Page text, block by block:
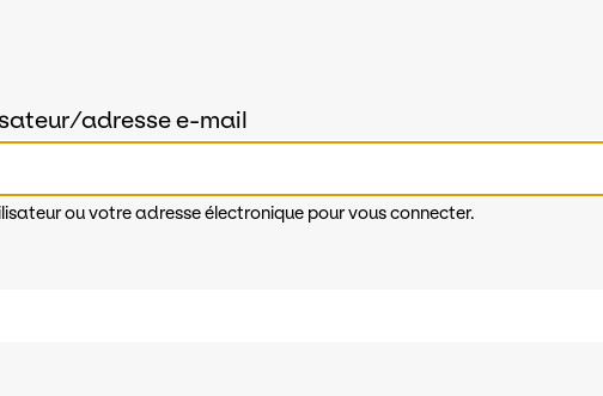
adresse e-mail
ou votre adresse électronique pour vous connecter.